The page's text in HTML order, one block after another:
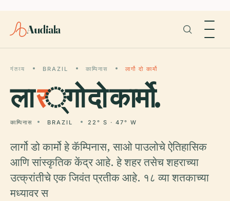
Audiala
गंतव्य BRAZIL काम्पिनास लार्गो दो कार्मो
लार्गो दो कार्मो.
काम्पिनास BRAZIL 22° S · 47° W
लार्गो डो कार्मो हे कॅम्पिनास, साओ पाउलोचे ऐतिहासिक
आणि सांस्कृतिक केंद्र आहे. हे शहर तसेच शहराच्या
उत्क्रांतीचे एक जिवंत प्रतीक आहे. १८ व्या शतकाच्या
मध्यावर स